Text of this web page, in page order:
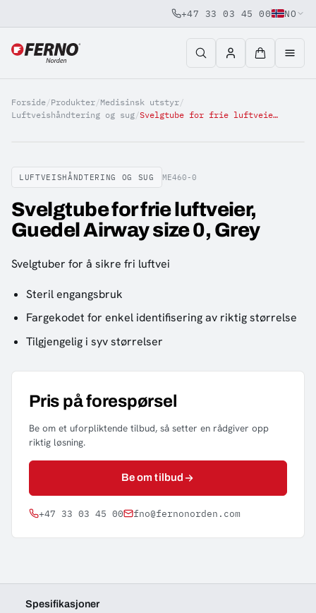
Jump to content
+47 33 03 45 00 NO
Forside/Produkter/Medisinsk utstyr/
Luftveishåndtering og sug/ Svelgtube for frie luftveier, Guedel Airway size 0, Grey
LUFTVEISHÅNDTERING OG SUG ME460-0
Svelgtube for frie luftveier,
Guedel Airway size 0, Grey
Svelgtuber for å sikre fri luftvei
Steril engangsbruk
Fargekodet for enkel identifisering av riktig størrelse
Tilgjengelig i syv størrelser
Pris på forespørsel
Be om et uforpliktende tilbud, så setter en rådgiver opp
riktig løsning.
Be om tilbud
+47 33 03 45 00 fno@fernonorden.com
Spesifikasjoner